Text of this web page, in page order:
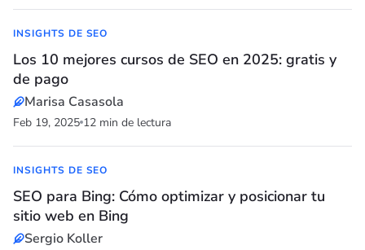
INSIGHTS DE SEO
Los 10 mejores cursos de SEO en 2025: gratis y
de pago
Marisa Casasola
Feb 19, 2025 12 min de lectura
INSIGHTS DE SEO
SEO para Bing: Cómo optimizar y posicionar tu
sitio web en Bing
Sergio Koller